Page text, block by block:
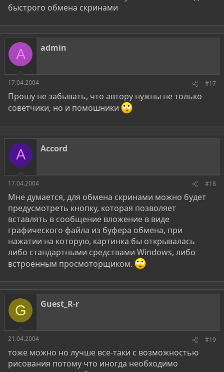
быстрого обмена скринами
A admin
17.04.2004 #17
Прошу не забывать, что автору нужны не только
советчики, но и помошники
A Accord
17.04.2004 #18
Мне думается, для обмена скринами можно будет
предусмотреть кнопку, которая позволяет
вставлять в сообщение вложение в виде
графического файла из буфера обмена, при
нажатии на которую, картинка бы открывалась
либо стандартными средствами Windows, либо
встроенным просмоторщиком.
G Guest_R-r
21.04.2004 #19
тоже можно но лучше все-таки с возможностью
рисования потому что иногда необходимо